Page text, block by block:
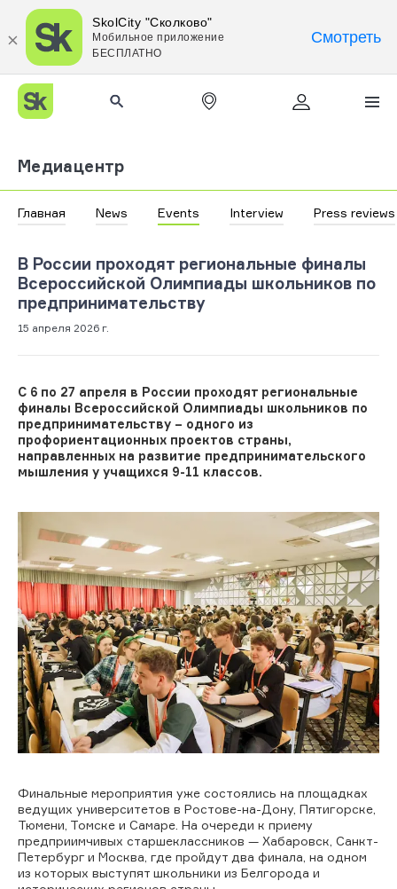
SkolCity "Сколково"
Мобильное приложение
БЕСПЛАТНО
Смотреть
Медиацентр
Главная News Events Interview Press reviews
В России проходят региональные финалы
Всероссийской Олимпиады школьников по
предпринимательству
15 апреля 2026 г.
С 6 по 27 апреля в России проходят региональные
финалы Всероссийской Олимпиады школьников по
предпринимательству – одного из
профориентационных проектов страны,
направленных на развитие предпринимательского
мышления у учащихся 9-11 классов.
Финальные мероприятия уже состоялись на площадках
ведущих университетов в Ростове-на-Дону, Пятигорске,
Тюмени, Томске и Самаре. На очереди к приему
предприимчивых старшеклассников — Хабаровск, Санкт-
Петербург и Москва, где пройдут два финала, на одном
из которых выступят школьники из Белгорода и